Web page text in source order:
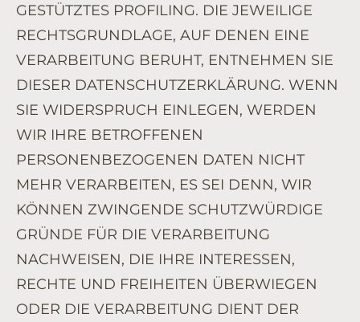
GESTÜTZTES PROFILING. DIE JEWEILIGE
RECHTSGRUNDLAGE, AUF DENEN EINE
VERARBEITUNG BERUHT, ENTNEHMEN SIE
DIESER DATENSCHUTZERKLÄRUNG. WENN
SIE WIDERSPRUCH EINLEGEN, WERDEN
WIR IHRE BETROFFENEN
PERSONENBEZOGENEN DATEN NICHT
MEHR VERARBEITEN, ES SEI DENN, WIR
KÖNNEN ZWINGENDE SCHUTZWÜRDIGE
GRÜNDE FÜR DIE VERARBEITUNG
NACHWEISEN, DIE IHRE INTERESSEN,
RECHTE UND FREIHEITEN ÜBERWIEGEN
ODER DIE VERARBEITUNG DIENT DER